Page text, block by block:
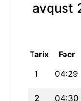
avqust
Tarix Fəcr
1 04:29
2 04:30